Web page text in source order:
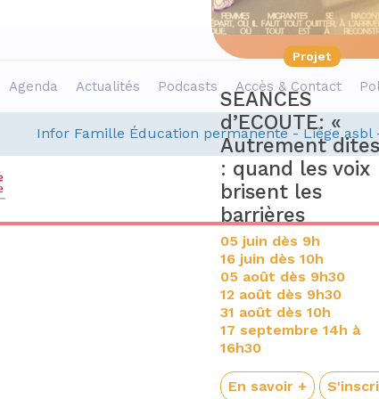
Ecoute collective
Créations croisées
vécues, solidarités
Projet
SEANCES
d’ECOUTE: «
Autrement
: quand les voix
brisent les
barrières
05 juin dès 9h
16 juin dès 10h
05 août dès 9h30
12 août dès 9h30
31 août dès 10h
17 septembre 14h à
16h30
En savoir +
Agenda Actualités Podcasts Accès & Contact
Infor Famille Éducation permanente - Liège asbl